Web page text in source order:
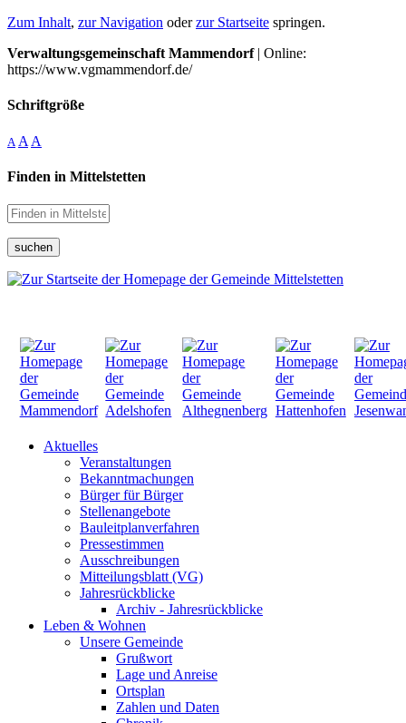
Zum Inhalt, zur Navigation oderzur Startseite springen.
Verwaltungsgemeinschaft Mammendorf| Online:
https://www.vgmammendorf.de/
Schriftgröße
A A A
Finden in Mittelstetten
suchen
Aktuelles
Veranstaltungen
Bekanntmachungen
Bürger für Bürger
Stellenangebote
Bauleitplanverfahren
Pressestimmen
Ausschreibungen
Mitteilungsblatt (VG)
Jahresrückblicke
Archiv - Jahresrückblicke
Leben & Wohnen
Unsere Gemeinde
Grußwort
Lage und Anreise
Ortsplan
Zahlen und Daten